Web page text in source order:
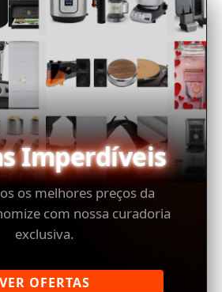
Imperdíveis
os melhores preços da
com nossa curadoria
exclusiva.
VER OFERTAS